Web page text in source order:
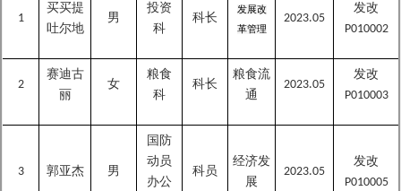
1
买买提
吐尔地
男
投资
科
科长
发展改
革管理
2023.05
发改
P010002
2
赛迪古
丽
女
粮食
科
科长
粮食流
通
2023.05
发改
P010003
3 郭亚杰 男
国防
动员
办公
科员
经济发
展
2023.05
发改
P010005